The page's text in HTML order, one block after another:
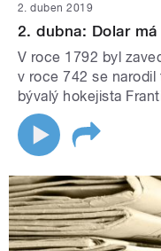
2. duben 2019
2. dubna: Dolar
V roce 1792 byl
v roce 742 se narodil
bývalý hokejista